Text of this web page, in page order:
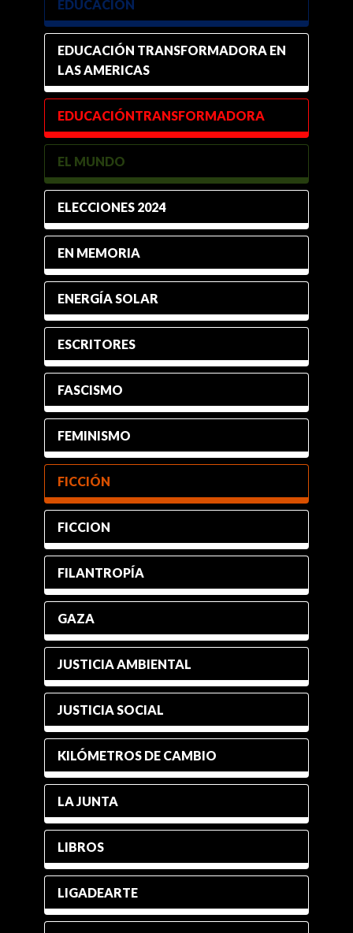
EDUCACIÓN
EDUCACIÓN TRANSFORMADORA EN
LAS AMERICAS
EDUCACIÓNTRANSFORMADORA
EL MUNDO
ELECCIONES 2024
EN MEMORIA
ENERGÍA SOLAR
ESCRITORES
FASCISMO
FEMINISMO
FICCIÓN
FICCION
FILANTROPÍA
GAZA
JUSTICIA AMBIENTAL
JUSTICIA SOCIAL
KILÓMETROS DE CAMBIO
LA JUNTA
LIBROS
LIGADEARTE